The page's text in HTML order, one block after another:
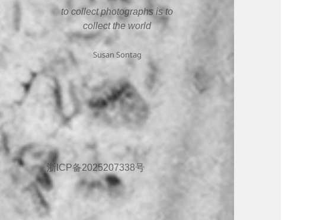
to collect photographs is to
collect the world
Susan Sontag
浙ICP备2025207338号